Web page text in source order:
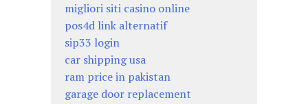
migliori siti casino online
pos4d link alternatif
sip33 login
car shipping usa
ram price in pakistan
garage door replacement